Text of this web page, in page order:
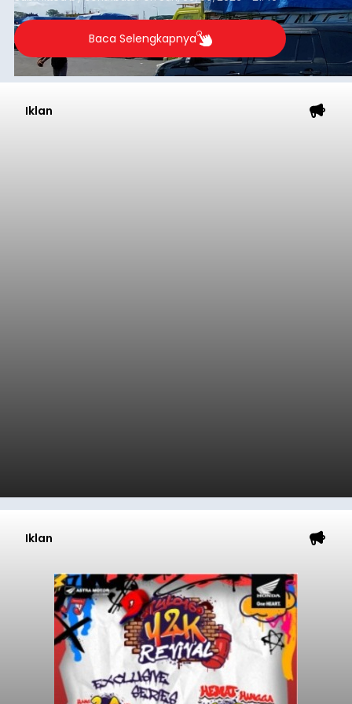
hanya dilayani oleh satu kapal yakni Kapal LCT.
Baca Selengkapnya
Iklan
Iklan